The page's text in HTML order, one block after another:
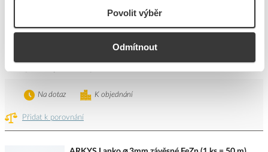
Povolit výběr
Odmítnout
Tento produkt je v balení po 30 m
Přidat k porovnání
K objednání
Na dotaz